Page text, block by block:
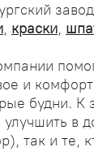
, краски,
и
будни.
улучшить в
так и те,